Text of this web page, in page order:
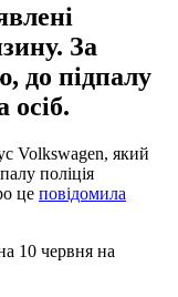
За
до підпалу
осіб.
Volkswagen, який
поліція
це повідомила
10 червня на